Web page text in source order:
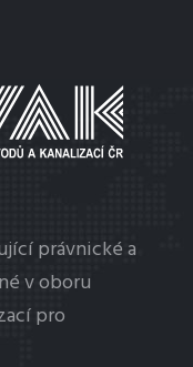
právnické a
v oboru
pro